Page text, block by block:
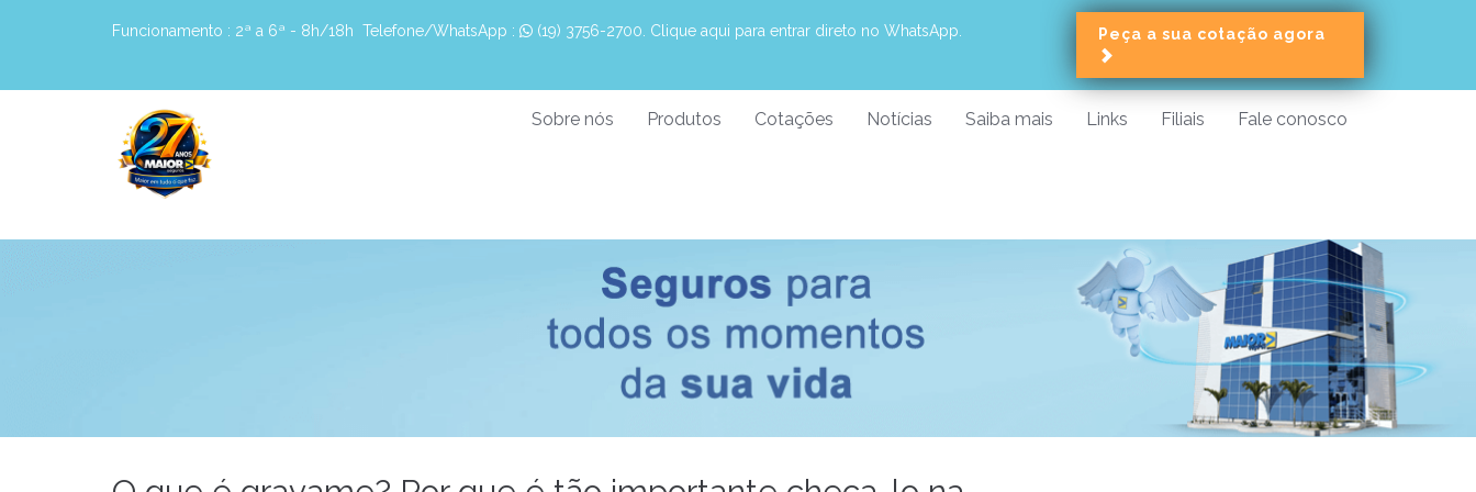
Peça a sua cotação agora
Funcionamento : 2ª a 6ª - 8h/18h Telefone/WhatsApp : (19) 3756-2700. Clique aqui para entrar direto no WhatsApp.
Sobre nós Produtos Cotações Notícias Saiba mais Links Filiais Fale conosco